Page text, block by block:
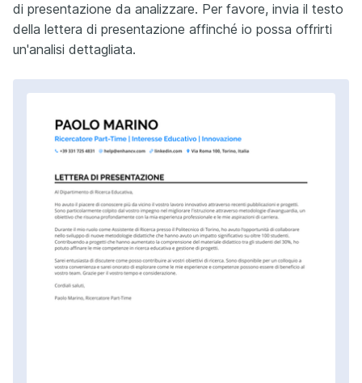
di presentazione da analizzare. Per favore, invia il testo
della lettera di presentazione affinché io possa offrirti
un'analisi dettagliata.